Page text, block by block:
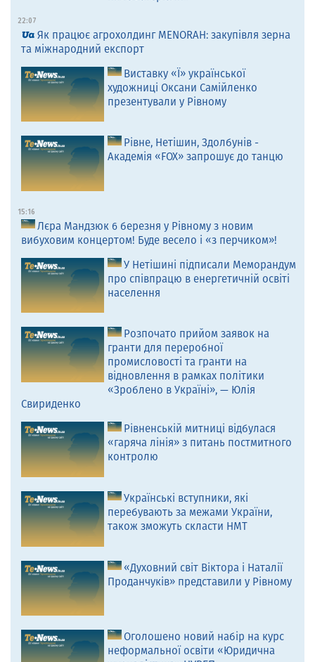
22:07
Як працює агрохолдинг MENORAH: закупівля зерна
та міжнародний експорт
Виставку «Ї» української
художниці Оксани Самійленко
презентували у Рівному
Рівне, Нетішин, Здолбунів -
Академія «FOX» запрошує до танцю
15:16
Лєра Мандзюк 6 березня у Рівному з новим
вибуховим концертом! Буде весело і «з перчиком»!
У Нетішині підписали Меморандум
про співпрацю в енергетичній освіті
населення
Розпочато прийом заявок на
гранти для переробної
промисловості та гранти на
відновлення в рамках політики
«Зроблено в Україні», — Юлія
Свириденко
Рівненській митниці відбулася
«гаряча лінія» з питань постмитного
контролю
Українські вступники, які
перебувають за межами України,
також зможуть скласти НМТ
«Духовний світ Віктора і Наталії
Проданчуків» представили у Рівному
Оголошено новий набір на курс
неформальної освіти «Юридична